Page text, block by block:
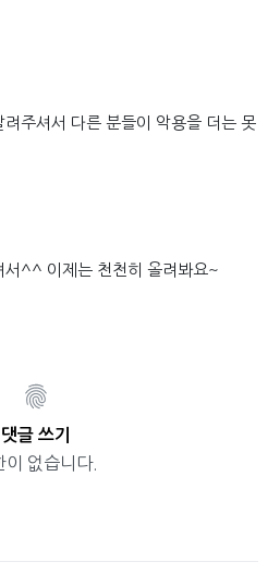
려주셔서 다른 분들이 악용을 더는 못
서^^ 이제는 천천히 올려봐요~
댓글 쓰기
이 없습니다.